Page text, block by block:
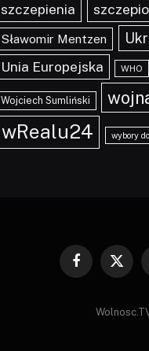
szczepienia
Sławomir Mentzen
Unia Europejska
WHO
Wojciech Sumliński
wRealu24 wybory
Facebook
X